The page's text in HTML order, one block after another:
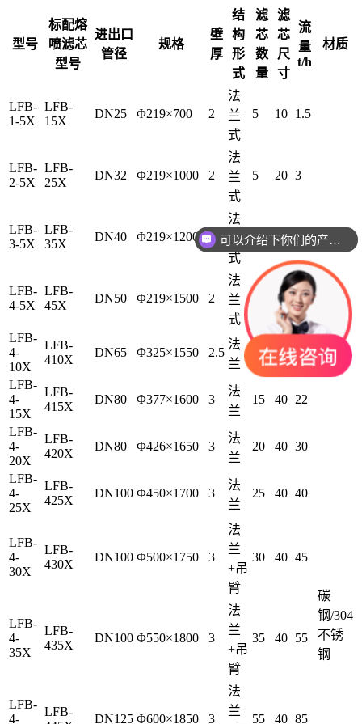
型号
标配熔
喷滤芯
型号
进出口
管径
规格
壁
厚
结
构
形
式
滤
芯
数
量
滤
芯
尺
寸
流
量
t/h
材质
LFB-
1-5X
LFB-
15X
DN25 Φ219×700 2
法
兰
式
5 10 1.5
碳
钢/304
不锈
钢
LFB-
2-5X
LFB-
25X
DN32 Φ219×1000 2
法
兰
式
5 20 3
LFB-
3-5X
LFB-
35X
DN40 Φ219×1200 2
法
兰
式
5 30 5
LFB-
4-5X
LFB-
45X
DN50 Φ219×1500 2
法
兰
式
5 40 7
LFB-
4-
10X
LFB-
410X
DN65 Φ325×1550 2.5
法
兰
10 40 15
LFB-
4-
15X
LFB-
415X
DN80 Φ377×1600 3
法
兰
15 40 22
LFB-
4-
20X
LFB-
420X
DN80 Φ426×1650 3
法
兰
20 40 30
LFB-
4-
25X
LFB-
425X
DN100 Φ450×1700 3
法
兰
25 40 40
LFB-
4-
30X
LFB-
430X
DN100 Φ500×1750 3
法
兰
+吊
臂
30 40 45
LFB-
4-
35X
LFB-
435X
DN100 Φ550×1800 3
法
兰
+吊
臂
35 40 55
LFB-
4-
LFB-
DN125 Φ600×1850 3
法
兰
55 40 85
可以介绍下你们的产品么